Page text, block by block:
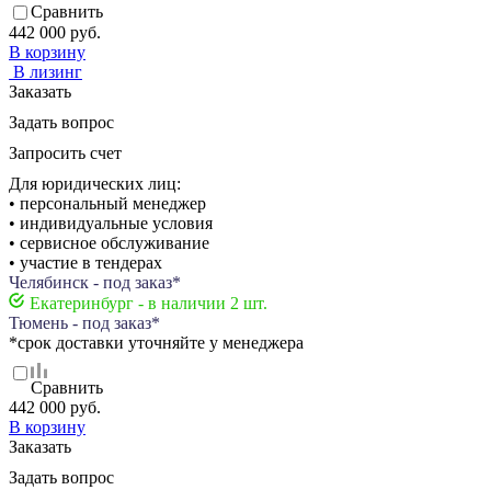
Сравнить
442 000 руб.
В корзину
В лизинг
Заказать
Задать вопрос
Запросить счет
Для юридических лиц:
• персональный менеджер
• индивидуальные условия
• сервисное обслуживание
• участие в тендерах
Челябинск - под заказ*
Екатеринбург - в наличии 2 шт.
Тюмень - под заказ*
*срок доставки уточняйте у менеджера
Сравнить
442 000 руб.
В корзину
Заказать
Задать вопрос